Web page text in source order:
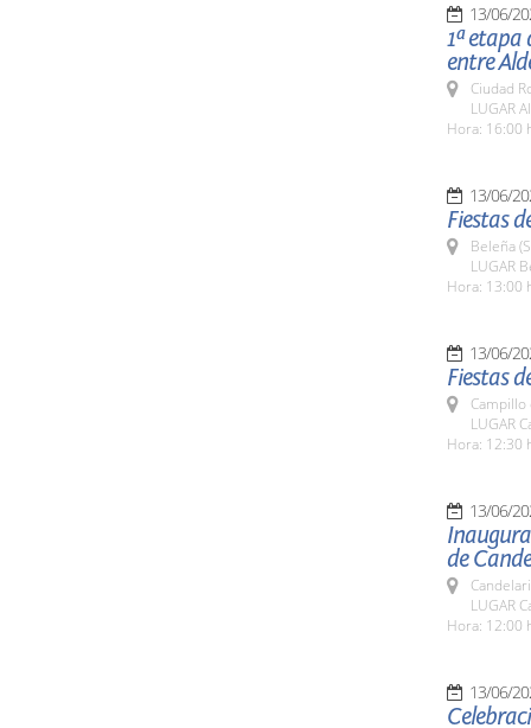
13/06/
1ª etapa
entre
Ciudad
LUGAR
Hora: 16:00
13/06/
Fiestas
Beleña
LUGAR
Hora: 13:00
13/06/
Fiestas
Campillo
LUGAR
Hora: 12:30
13/06/
de
LUGAR
Hora: 12:00
13/06/